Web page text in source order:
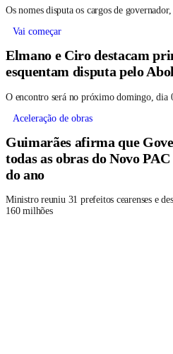
Os nomes disputa os cargos de
Vai começar
Elmano e Ciro destacam
esquentam disputa pelo
O encontro será no próximo domingo, dia
Aceleração de obras
Guimarães afirma que
todas as obras do Novo
do ano
Ministro reuniu 31 prefeitos cearenses e
160 milhões